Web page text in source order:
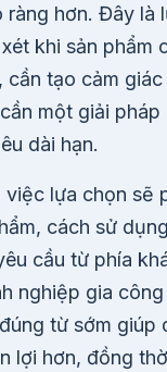
ràng hơn. Đây là
khi sản phẩm
cần tạo cảm
một giải pháp
dài hạn.
việc lựa chọn sẽ
cách sử
cầu từ phía
nghiệp gia
từ sớm giúp
lợi hơn, đồng